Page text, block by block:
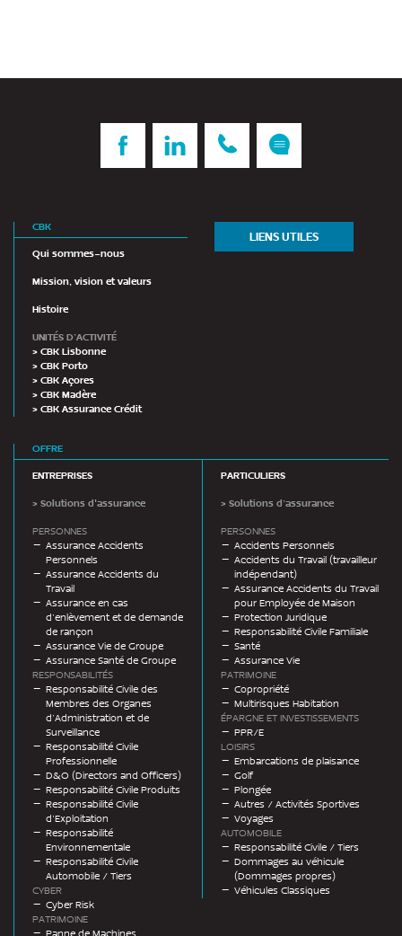
CBK
Qui sommes-nous
Mission, vision et valeurs
Histoire
UNITÉS D’ACTIVITÉ
> CBK Lisbonne
> CBK Porto
> CBK Açores
> CBK Madère
> CBK Assurance Crédit
LIENS UTILES
OFFRE
ENTREPRISES
> Solutions d'assurance
PERSONNES
Assurance Accidents
Personnels
Assurance Accidents du
Travail
Assurance en cas
d’enlèvement et de demande
de rançon
Assurance Vie de Groupe
Assurance Santé de Groupe
RESPONSABILITÉS
Responsabilité Civile des
Membres des Organes
d’Administration et de
Surveillance
Responsabilité Civile
Professionnelle
D&O (Directors and Officers)
Responsabilité Civile Produits
Responsabilité Civile
d’Exploitation
Responsabilité
Environnementale
Responsabilité Civile
Automobile / Tiers
CYBER
Cyber Risk
PATRIMOINE
Panne de Machines
PARTICULIERS
> Solutions d’assurance
PERSONNES
Accidents Personnels
Accidents du Travail (travailleur
indépendant)
Assurance Accidents du Travail
pour Employée de Maison
Protection Juridique
Responsabilité Civile Familiale
Santé
Assurance Vie
PATRIMOINE
Copropriété
Multirisques Habitation
ÉPARGNE ET INVESTISSEMENTS
PPR/E
LOISIRS
Embarcations de plaisance
Golf
Plongée
Autres / Activités Sportives
Voyages
AUTOMOBILE
Responsabilité Civile / Tiers
Dommages au véhicule
(Dommages propres)
Véhicules Classiques